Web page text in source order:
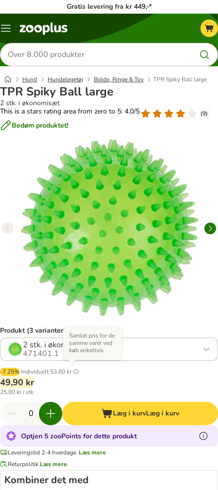
Gratis levering fra kr 449,-*
Menu
Søg
efter
produkter
Hund Hundelegetøj Bolde, Ringe & Tov TPR Spiky Ball large
TPR Spiky Ball large
2 stk. i økonomisæt
This is a stars rating area from zero to 5: 4.0/5
(9)
Bedøm produktet!
Produkt (3 varianter)
2 stk. i økonomisæt
471401.1
-7.25% Individuelt 53,80 kr
Samlet pris for de
samme varer ved
køb enkeltvis
49,90 kr
25,00 kr / stk.
Læg i kurvLæg i kurv
Optjen 5 zooPoints for dette produkt
Leveringstid 2-4 hverdage. Læs mere
Returpolitik Læs mere
Kombiner det med